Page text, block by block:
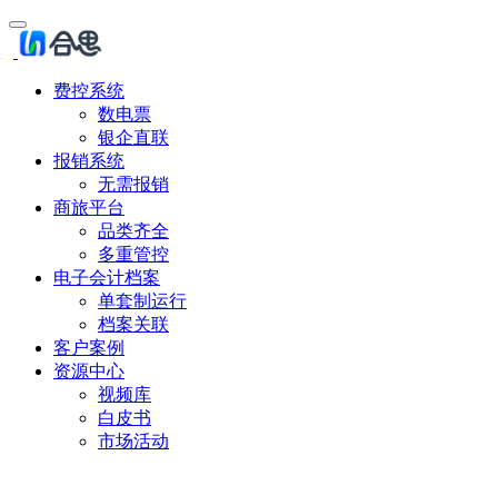
费控系统
数电票
银企直联
报销系统
无需报销
商旅平台
品类齐全
多重管控
电子会计档案
单套制运行
档案关联
客户案例
资源中心
视频库
白皮书
市场活动